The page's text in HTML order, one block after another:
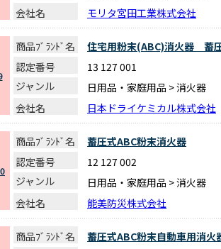
会社名
モリタ宮田工業株式会社
商品ﾌﾞﾗﾝﾄﾞ名
住宅用粉末(ABC)消火器 蓄
認定番号
13 127 001
ジャンル
日用品・家庭用品 > 消火器
会社名
日本ドライケミカル株式会社
商品ﾌﾞﾗﾝﾄﾞ名
蓄圧式ABC粉末消火器
認定番号
12 127 002
ジャンル
日用品・家庭用品 > 消火器
会社名
能美防災株式会社
商品ﾌﾞﾗﾝﾄﾞ名
蓄圧式ABC粉末自動車用消火